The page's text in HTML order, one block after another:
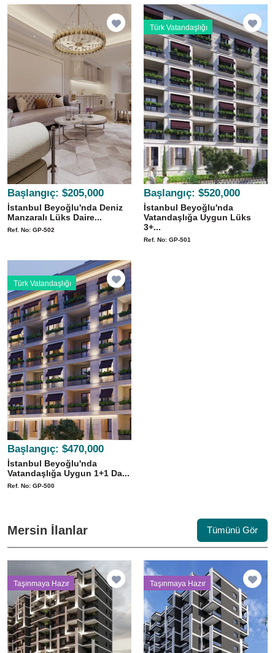
Başlangıç: $205,000
İstanbul Beyoğlu'nda Deniz
Manzaralı Lüks Daire...
Ref. No: GP-502
Türk Vatandaşlığı
Başlangıç: $520,000
İstanbul Beyoğlu'nda
Vatandaşlığa Uygun Lüks
3+...
Ref. No: GP-501
Türk Vatandaşlığı
Başlangıç: $470,000
İstanbul Beyoğlu'nda
Vatandaşlığa Uygun 1+1 Da...
Ref. No: GP-500
Mersin İlanlar Tümünü Gör
Taşınmaya Hazır Taşınmaya Hazır